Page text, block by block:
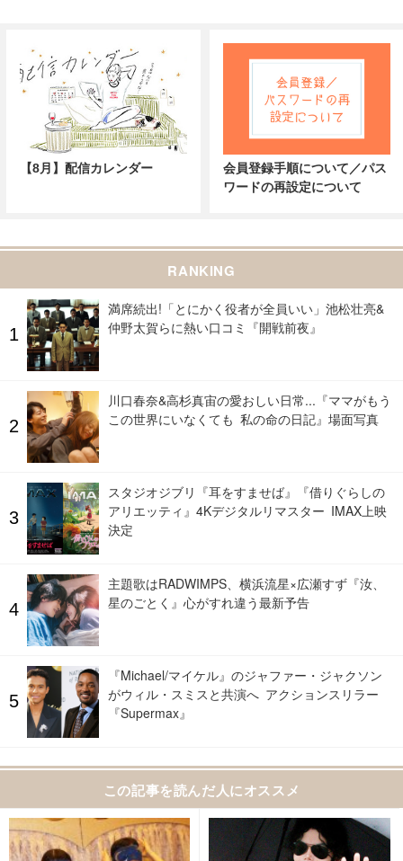
【8月】配信カレンダー
会員登録手順について／パス
ワードの再設定について
RANKING
満席続出!「とにかく役者が全員いい」池松壮亮&
仲野太賀らに熱い口コミ『開戦前夜』
川口春奈&高杉真宙の愛おしい日常...『ママがもう
この世界にいなくても 私の命の日記』場面写真
スタジオジブリ『耳をすませば』『借りぐらしの
アリエッティ』4Kデジタルリマスター IMAX上映
決定
主題歌はRADWIMPS、横浜流星×広瀬すず『汝、
星のごとく』心がすれ違う最新予告
『Michael/マイケル』のジャファー・ジャクソン
がウィル・スミスと共演へ アクションスリラー
『Supermax』
この記事を読んだ人にオススメ